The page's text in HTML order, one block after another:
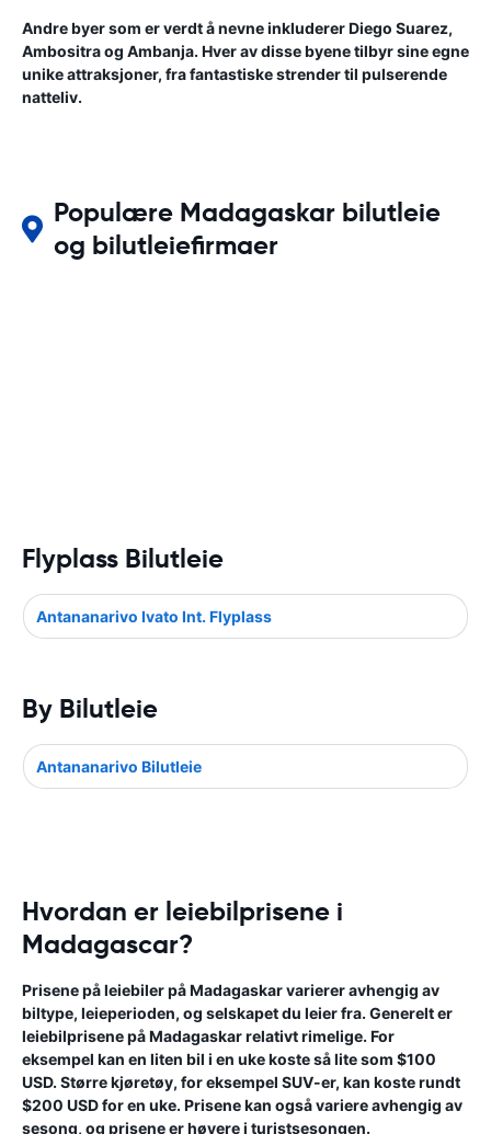
Andre byer som er verdt å nevne inkluderer Diego Suarez,
Ambositra og Ambanja. Hver av disse byene tilbyr sine egne
unike attraksjoner, fra fantastiske strender til pulserende
natteliv.
Populære Madagaskar bilutleie
og bilutleiefirmaer
Flyplass Bilutleie
Antananarivo Ivato Int. Flyplass
By Bilutleie
Antananarivo Bilutleie
Hvordan er leiebilprisene i
Madagascar?
Prisene på leiebiler på Madagaskar varierer avhengig av
biltype, leieperioden, og selskapet du leier fra. Generelt er
leiebilprisene på Madagaskar relativt rimelige. For
eksempel kan en liten bil i en uke koste så lite som $100
USD. Større kjøretøy, for eksempel SUV-er, kan koste rundt
$200 USD for en uke. Prisene kan også variere avhengig av
sesong, og prisene er høyere i turistsesongen.